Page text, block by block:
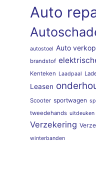
Auto
autostoel Auto
brandstof
Kenteken Laadpaal
Leasen
Scooter sportwagen
tweedehands uitdeuken
Verzekering
winterbanden